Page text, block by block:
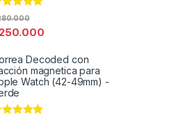
4.82
of 5
Decoded con
magnetica para
Watch (42-49mm) -